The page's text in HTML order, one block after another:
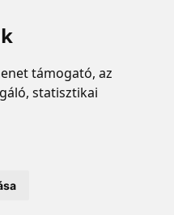
támogató, az
statisztikai